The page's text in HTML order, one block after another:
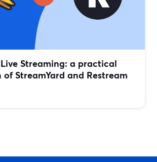
Streaming: a practical
StreamYard and Restream